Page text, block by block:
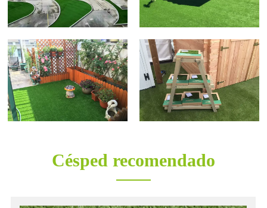
Césped recomendado